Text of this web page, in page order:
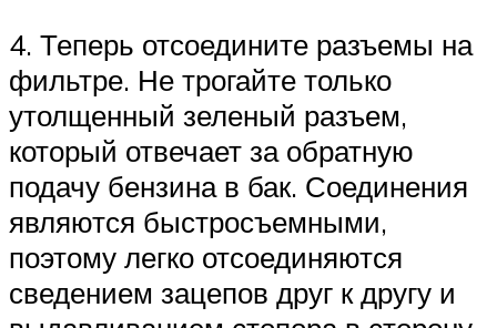
4. Теперь отсоедините разъемы на
фильтре. Не трогайте только
утолщенный зеленый разъем,
который отвечает за обратную
подачу бензина в бак. Соединения
являются быстросъемными,
поэтому легко отсоединяются
сведением зацепов друг к другу и